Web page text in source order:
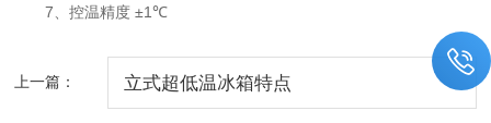
7 、控温精度±1℃
上一篇： 立式超低温冰箱特点